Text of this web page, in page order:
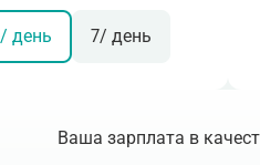
/ день 7/ день
Ваша зарплата в